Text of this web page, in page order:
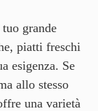
grande
piatti freschi
esigenza. Se
allo stesso
una varietà